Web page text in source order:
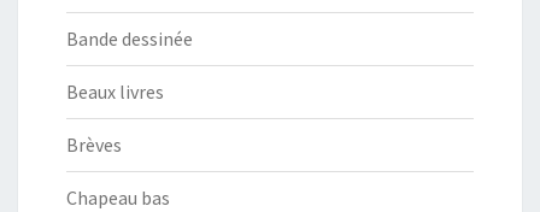
Bande dessinée
Beaux livres
Brèves
Chapeau bas